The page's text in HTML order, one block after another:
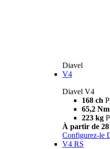
Diavel
V4
Diavel V4
168 ch
65,2 Nm
223 kg
À partir de 28
Configurez-le
V4 RS